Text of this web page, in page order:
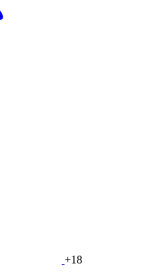
+18